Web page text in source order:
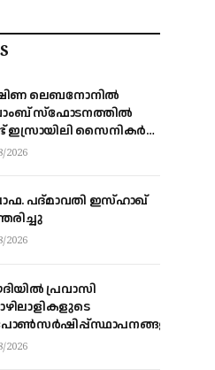
ലെബനോനില്‍
സ്‌ഫോടനത്തില്‍
ഇസ്രായിലി സൈനികര്‍
ഏഴുപേര്‍ക്ക്
2026
പദ്മാവതി ഇസ്ഹാഖ്
2026
പ്രവാസി
വ്യക്തികളിലേക്ക് മാറ്റാന്‍
2026